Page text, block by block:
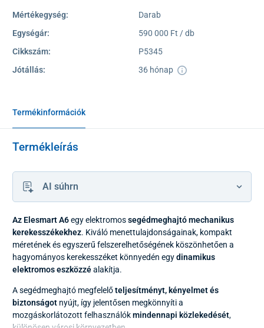
Mértékegység:
Darab
Egységár:
590 000 Ft / db
Cikkszám:
P5345
Jótállás:
36 hónap
Termékinformációk
Termékleírás
AI súhrn
Az Elesmart A6egy elektromossegédmeghajtó mechanikus
kerekesszékekhez. Kiváló menettulajdonságainak, kompakt
méretének és egyszerű felszerelhetőségének köszönhetően a
hagyományos kerekesszéket könnyedén egydinamikus
elektromos eszközzéalakítja.
A segédmeghajtó megfelelőteljesítményt, kényelmet és
biztonságot nyújt, így jelentősen megkönnyíti a
mozgáskorlátozott felhasználókmindennapi közlekedését,